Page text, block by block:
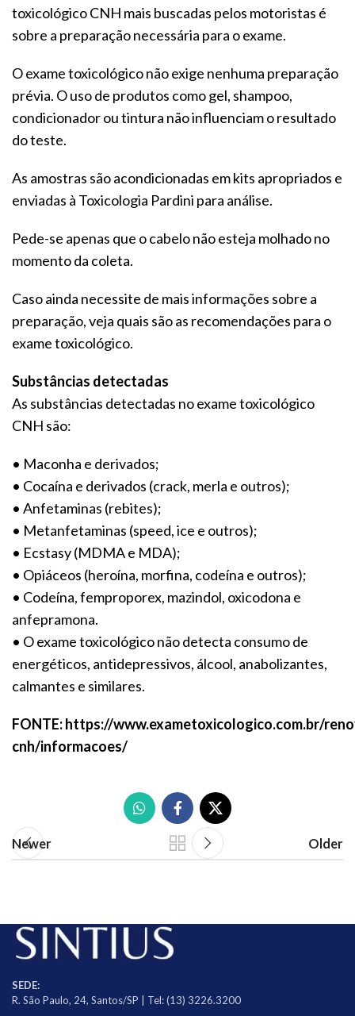
toxicológico CNH mais buscadas pelos motoristas é
sobre a preparação necessária para o exame.
O exame toxicológico não exige nenhuma preparação
prévia. O uso de produtos como gel, shampoo,
condicionador ou tintura não influenciam o resultado
do teste.
As amostras são acondicionadas em kits apropriados e
enviadas à Toxicologia Pardini para análise.
Pede-se apenas que o cabelo não esteja molhado no
momento da coleta.
Caso ainda necessite de mais informações sobre a
preparação, veja quais são as recomendações para o
exame toxicológico.
Substâncias detectadas
As substâncias detectadas no exame toxicológico
CNH são:
• Maconha e derivados;
• Cocaína e derivados (crack, merla e outros);
• Anfetaminas (rebites);
• Metanfetaminas (speed, ice e outros);
• Ecstasy (MDMA e MDA);
• Opiáceos (heroína, morfina, codeína e outros);
• Codeína, femproporex, mazindol, oxicodona e
anfepramona.
• O exame toxicológico não detecta consumo de
energéticos, antidepressivos, álcool, anabolizantes,
calmantes e similares.
FONTE: https://www.exametoxicologico.com.br/
cnh/informacoes/
Newer Older
SEDE:
R. São Paulo, 24, Santos/SP | Tel: (13) 3226.3200